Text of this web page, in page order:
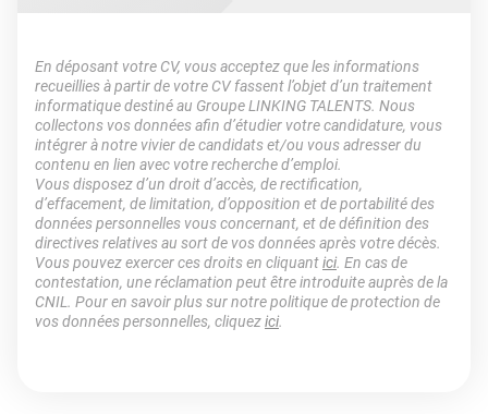
En déposant votre CV, vous acceptez que les informations
recueillies à partir de votre CV fassent l’objet d’un traitement
informatique destiné au Groupe LINKING TALENTS. Nous
collectons vos données afin d’étudier votre candidature, vous
intégrer à notre vivier de candidats et/ou vous adresser du
contenu en lien avec votre recherche d’emploi.
Vous disposez d’un droit d’accès, de rectification,
d’effacement, de limitation, d’opposition et de portabilité des
données personnelles vous concernant, et de définition des
directives relatives au sort de vos données après votre décès.
Vous pouvez exercer ces droits en cliquantici. En cas de
contestation, une réclamation peut être introduite auprès de la
CNIL. Pour en savoir plus sur notre politique de protection de
vos données personnelles, cliquezici.